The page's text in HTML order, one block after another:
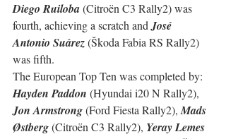
Diego Ruiloba (Citroën C3 Rally2) was
fourth, achieving a scratch and José
Antonio Suárez (Škoda Fabia RS Rally2)
was fifth.
The European Top Ten was completed by:
Hayden Paddon (Hyundai i20 N Rally2),
Jon Armstrong (Ford Fiesta Rally2), Mads
Østberg (Citroën C3 Rally2), Yeray Lemes